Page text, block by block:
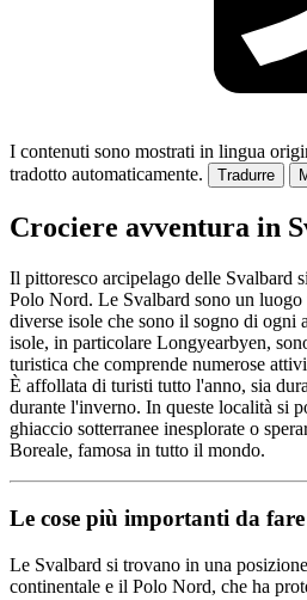
I contenuti sono mostrati in lingua
tradotto automaticamente.
Tradurre
Crociere avventura in
Il pittoresco arcipelago delle Svalbard
Polo Nord. Le Svalbard sono un
diverse isole che sono il sogno di ogni
isole, in particolare Longyearbyen,
turistica che comprende numerose
È affollata di turisti tutto l'anno, sia
durante l'inverno. In queste località si
ghiaccio sotterranee inesplorate o
Boreale, famosa in tutto il mondo.
Le cose più importanti da
Le Svalbard si trovano in una
continentale e il Polo Nord, che ha